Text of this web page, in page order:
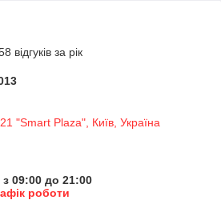
відгуків за рік
"Smart Plaza", Київ, Україна
09:00 до 21:00
роботи